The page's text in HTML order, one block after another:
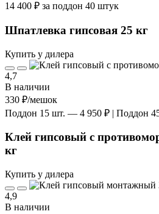
14 400 ₽ за поддон 40 штук
Шпатлевка гипсовая 25 кг
Купить у дилера
4,7
В наличии
330 ₽/мешок
Поддон 15 шт. — 4 950 ₽ | Поддон
Клей гипсовый с
кг
Купить у дилера
4,9
В наличии